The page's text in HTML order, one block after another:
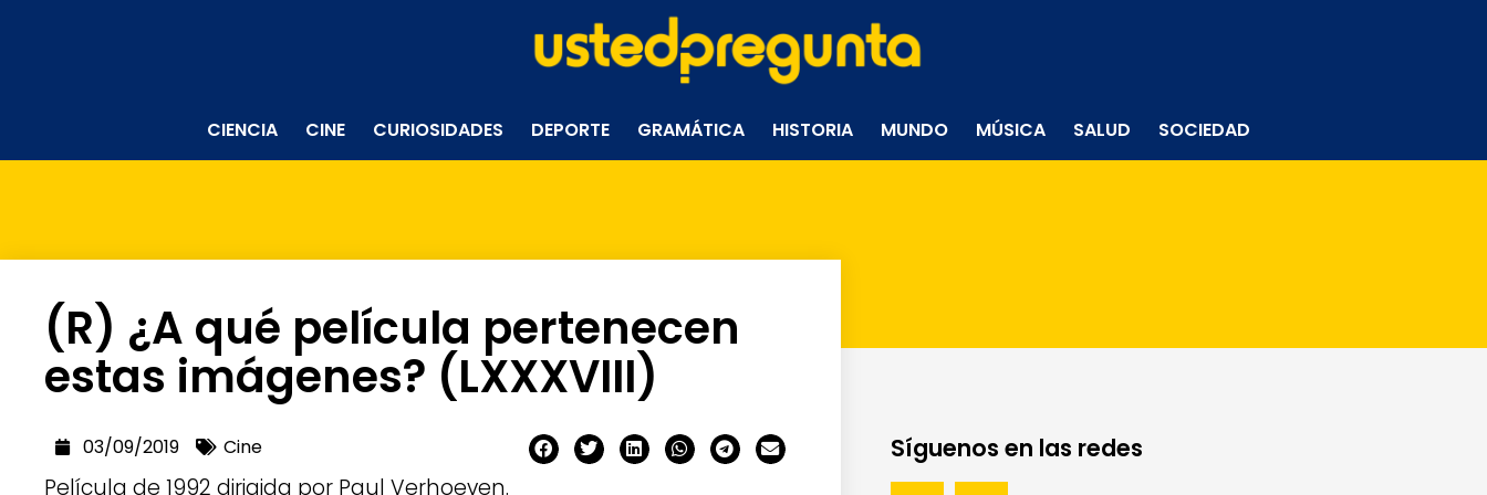
CIENCIA CINE CURIOSIDADES DEPORTE GRAMÁTICA HISTORIA MUNDO MÚSICA SALUD SOCIEDAD
(R) ¿A qué película pertenecen
estas imágenes? (LXXXVIII)
03/09/2019 Cine
Película de 1992 dirigida por Paul Verhoeven.
Síguenos en las redes